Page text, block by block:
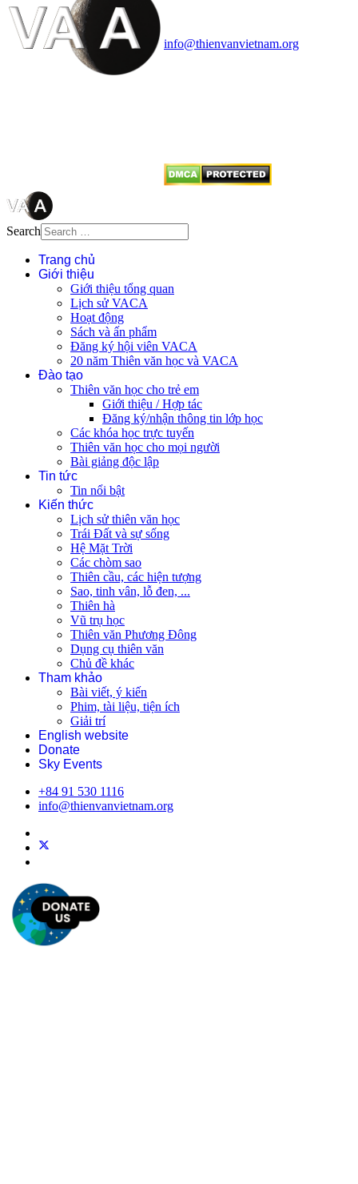
info@thienvanvietnam.org
Search
Trang chủ
Giới thiệu
Giới thiệu tổng quan
Lịch sử VACA
Hoạt động
Sách và ấn phẩm
Đăng ký hội viên VACA
20 năm Thiên văn học và VACA
Đào tạo
Thiên văn học cho trẻ em
Giới thiệu / Hợp tác
Đăng ký/nhận thông tin lớp học
Các khóa học trực tuyến
Thiên văn học cho mọi người
Bài giảng độc lập
Tin tức
Tin nổi bật
Kiến thức
Lịch sử thiên văn học
Trái Đất và sự sống
Hệ Mặt Trời
Các chòm sao
Thiên cầu, các hiện tượng
Sao, tinh vân, lỗ đen, ...
Thiên hà
Vũ trụ học
Thiên văn Phương Đông
Dụng cụ thiên văn
Chủ đề khác
Tham khảo
Bài viết, ý kiến
Phim, tài liệu, tiện ích
Giải trí
English website
Donate
Sky Events
+84 91 530 1116
info@thienvanvietnam.org